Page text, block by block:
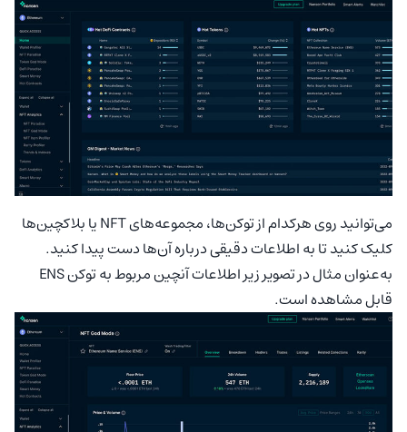
می‌توانید روی هرکدام از توکن‌ها، مجموعه‌های NFT یا بلاکچین‌ها
کلیک کنید تا به اطلاعات دقیقی درباره آن‌ها دست پیدا کنید.
به‌عنوان مثال در تصویر زیر اطلاعات آنچین مربوط به توکن ENS
قابل مشاهده است.